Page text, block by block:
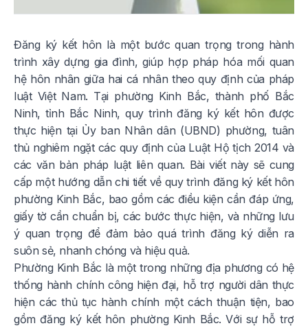
Đăng ký kết hôn là một bước quan trọng trong hành
trình xây dựng gia đình, giúp hợp pháp hóa mối quan
hệ hôn nhân giữa hai cá nhân theo quy định của pháp
luật Việt Nam. Tại phường Kinh Bắc, thành phố Bắc
Ninh, tỉnh Bắc Ninh, quy trình đăng ký kết hôn được
thực hiện tại Ủy ban Nhân dân (UBND) phường, tuân
thủ nghiêm ngặt các quy định của Luật Hộ tịch 2014 và
các văn bản pháp luật liên quan. Bài viết này sẽ cung
cấp một hướng dẫn chi tiết về quy trình đăng ký kết hôn
phường Kinh Bắc, bao gồm các điều kiện cần đáp ứng,
giấy tờ cần chuẩn bị, các bước thực hiện, và những lưu
ý quan trọng để đảm bảo quá trình đăng ký diễn ra
suôn sẻ, nhanh chóng và hiệu quả.
Phường Kinh Bắc là một trong những địa phương có hệ
thống hành chính công hiện đại, hỗ trợ người dân thực
hiện các thủ tục hành chính một cách thuận tiện, bao
gồm đăng ký kết hôn phường Kinh Bắc. Với sự hỗ trợ